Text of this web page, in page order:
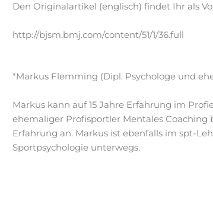
Den Originalartikel (englisch) findet Ihr als
http://bjsm.bmj.com/content/51/1/36.full
*Markus Flemming (Dipl. Psychologe und
Markus kann auf 15 Jahre Erfahrung im
ehemaliger Profisportler Mentales
Erfahrung an. Markus ist ebenfalls im spt-
Sportpsychologie unterwegs.